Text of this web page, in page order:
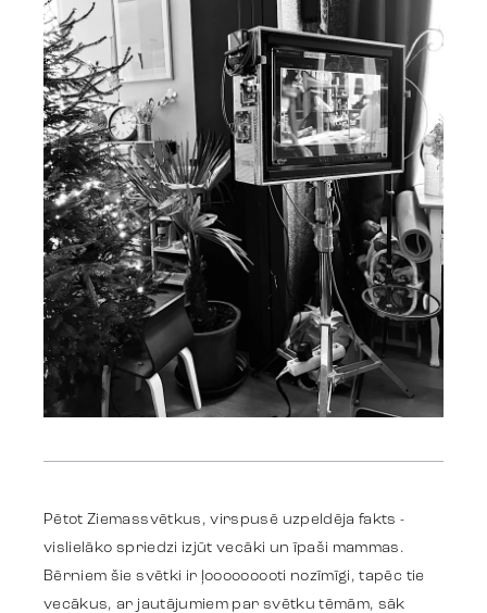
Work
Advertising
Pētot Ziemassvētkus, virspusē uzpeldēja fakts -
vislielāko spriedzi izjūt vecāki un īpaši mammas.
Bērniem šie svētki ir ļooooooooti nozīmīgi, tapēc tie
vecākus, ar jautājumiem par svētku tēmām, sāk